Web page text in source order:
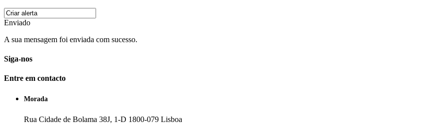
Enviado
A sua mensagem foi enviada com sucesso.
Siga-nos
Entre em contacto
Morada
Rua Cidade de Bolama 38J, 1-D 1800-079 Lisboa